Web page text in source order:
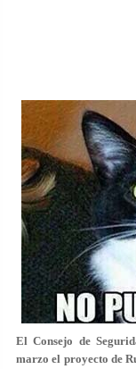
El Consejo de
marzo el proyecto de